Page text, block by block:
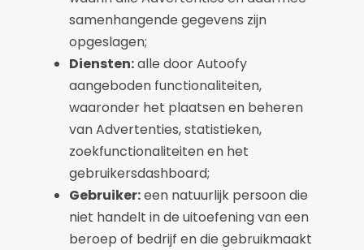
samenhangende gegevens zijn
opgeslagen;
Diensten:alle door Autoofy
aangeboden functionaliteiten,
waaronder het plaatsen en beheren
van Advertenties, statistieken,
zoekfunctionaliteiten en het
gebruikersdashboard;
Gebruiker:een natuurlijk persoon die
niet handelt in de uitoefening van een
beroep of bedrijf en die gebruikmaakt